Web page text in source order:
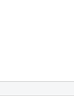
NEWS